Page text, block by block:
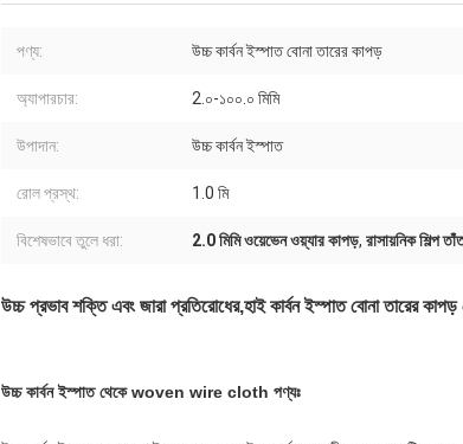
পণ্য: উচ্চ কার্বন ইস্পাত বোনা তারের কাপড়
অ্যাপারচার: 2.০-১০০.০ মিমি
উপাদান: উচ্চ কার্বন ইস্পাত
রোল প্রস্থ: 1.0 মি
বিশেষভাবে তুলে ধরা: 2.0 মিমি ওয়েভেন ওয়্যার কাপড়, রাসায়নিক শিল্প
উচ্চ প্রভাব শক্তি এবং জারা প্রতিরোধের,হাই কার্বন ইস্পাত বোনা তারের কাপড়
উচ্চ কার্বন ইস্পাত থেকে woven wire cloth পণ্যঃ